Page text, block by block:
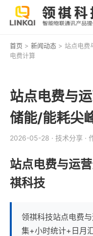
首页 > 新闻动态 > 站点电费
电费计算
站点电费与
储能/能耗尖
2026-05-28 · 技术分享 ·
站点电费与运
祺科技
领祺科技站点电费
集+小时统计+日月